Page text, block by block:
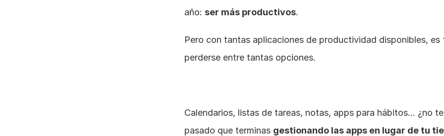
año: ser más productivos.
Pero con tantas aplicaciones de productividad disponibles, es
perderse entre tantas opciones.
Calendarios, listas de tareas, notas, apps para hábitos… ¿no
pasado que terminas gestionando las apps en lugar de tu